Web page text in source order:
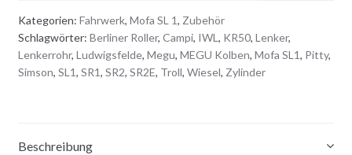
Kategorien: Fahrwerk, Mofa SL 1, Zubehör
Schlagwörter: Berliner Roller, Campi, IWL , KR50, Lenker,
Lenkerrohr, Ludwigsfelde, Megu, MEGU Kolben, Mofa SL1, Pitty,
Simson, SL1, SR1, SR2, SR2E, Troll, Wiesel, Zylinder
Beschreibung